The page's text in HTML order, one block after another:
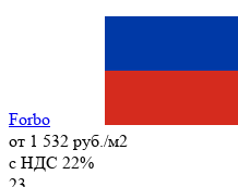
Forbo
от 1 532 руб./м2
c НДС 22%